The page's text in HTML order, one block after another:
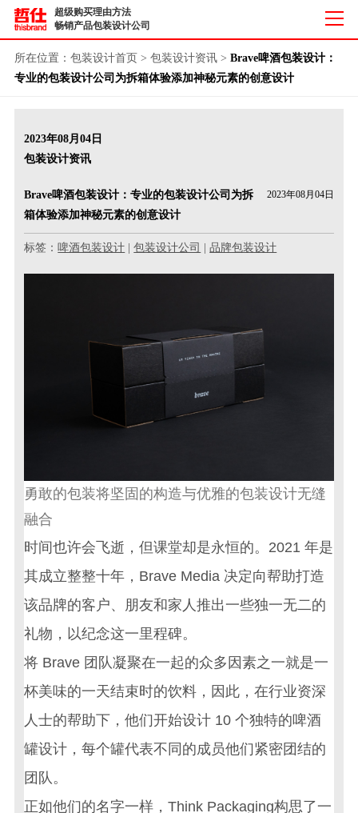
超级购买理由方法
畅销产品包装设计公司
所在位置： 包装设计首页 > 包装设计资讯> Brave啤酒包装设计：
专业的包装设计公司为拆箱体验添加神秘元素的创意设计
2023年08月04日
包装设计资讯
Brave啤酒包装设计：专业的包装设计公司为拆
箱体验添加神秘元素的创意设计
2023年08月04日
标签：啤酒包装设计 |包装设计公司 |品牌包装设计
勇敢的包装将坚固的构造与优雅的包装设计无缝
融合
时间也许会飞逝，但课堂却是永恒的。2021 年是
其成立整整十年，Brave Media 决定向帮助打造
该品牌的客户、朋友和家人推出一些独一无二的
礼物，以纪念这一里程碑。
将 Brave 团队凝聚在一起的众多因素之一就是一
杯美味的一天结束时的饮料，因此，在行业资深
人士的帮助下，他们开始设计 10 个独特的啤酒
罐设计 ，每个罐代表不同的成员他们紧密团结的
团队。
正如他们的名字一样，Think Packaging构思了一